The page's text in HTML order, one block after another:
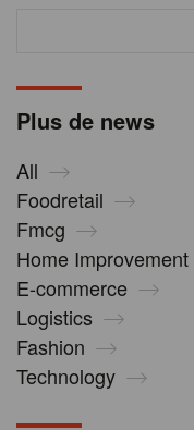
Plus de news
All
Foodretail
Fmcg
Home Improvement
E-commerce
Logistics
Fashion
Technology